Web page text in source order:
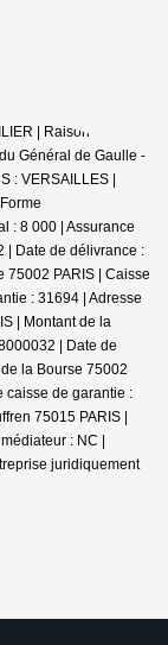
| Raison
Général de Gaulle -
: VERSAILLES |
: 8 000 | Assurance
| Date de délivrance :
75002 PARIS | Caisse
: 31694 | Adresse
| Montant de la
| Date de
la Bourse 75002
caisse de garantie :
75015 PARIS |
: NC |
juridiquement